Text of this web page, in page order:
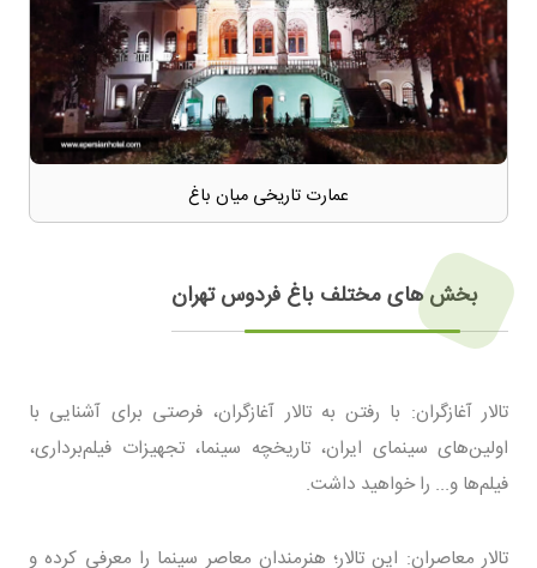
عمارت تاریخی میان باغ
بخش های مختلف باغ فردوس تهران
تالار آغازگران: با رفتن به تالار آغازگران، فرصتی برای آشنایی با
اولین‌های سینمای ایران، تاریخچه سینما، تجهیزات فیلم‌برداری،
فیلم‌ها و... را خواهید داشت.
تالار معاصران: این تالار؛ هنرمندان معاصر سینما را معرفی کرده و